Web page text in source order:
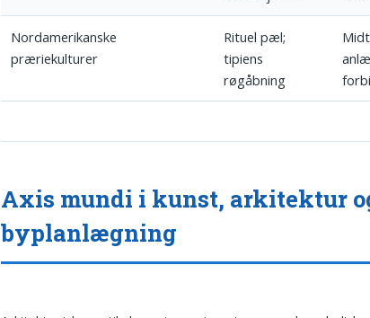
Nordamerikanske
præriekulturer
Rituel pæl;
tipiens
røgåbning
Axis mundi i kunst, arkitektur
byplanlægning